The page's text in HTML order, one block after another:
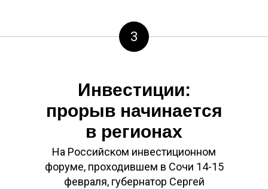
3
Инвестиции:
прорыв начинается
в регионах
На Российском инвестиционном
форуме, проходившем в Сочи 14-15
февраля, губернатор Сергей